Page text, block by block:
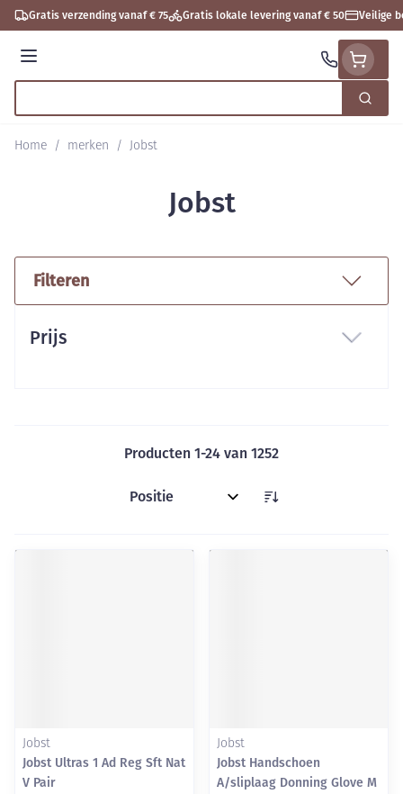
Ga naar de inhoud
Gratis verzending vanaf € 75 Gratis lokale levering vanaf € 50 Veilige
Menu
Zoek
Home / merken / Jobst
Jobst
Filteren
Prijs
Producten 1-24 van 1252
Sorteer op:
Jobst
Jobst Ultras 1 Ad Reg Sft Nat
V Pair
Jobst
Jobst Handschoen
A/sliplaag Donning Glove M